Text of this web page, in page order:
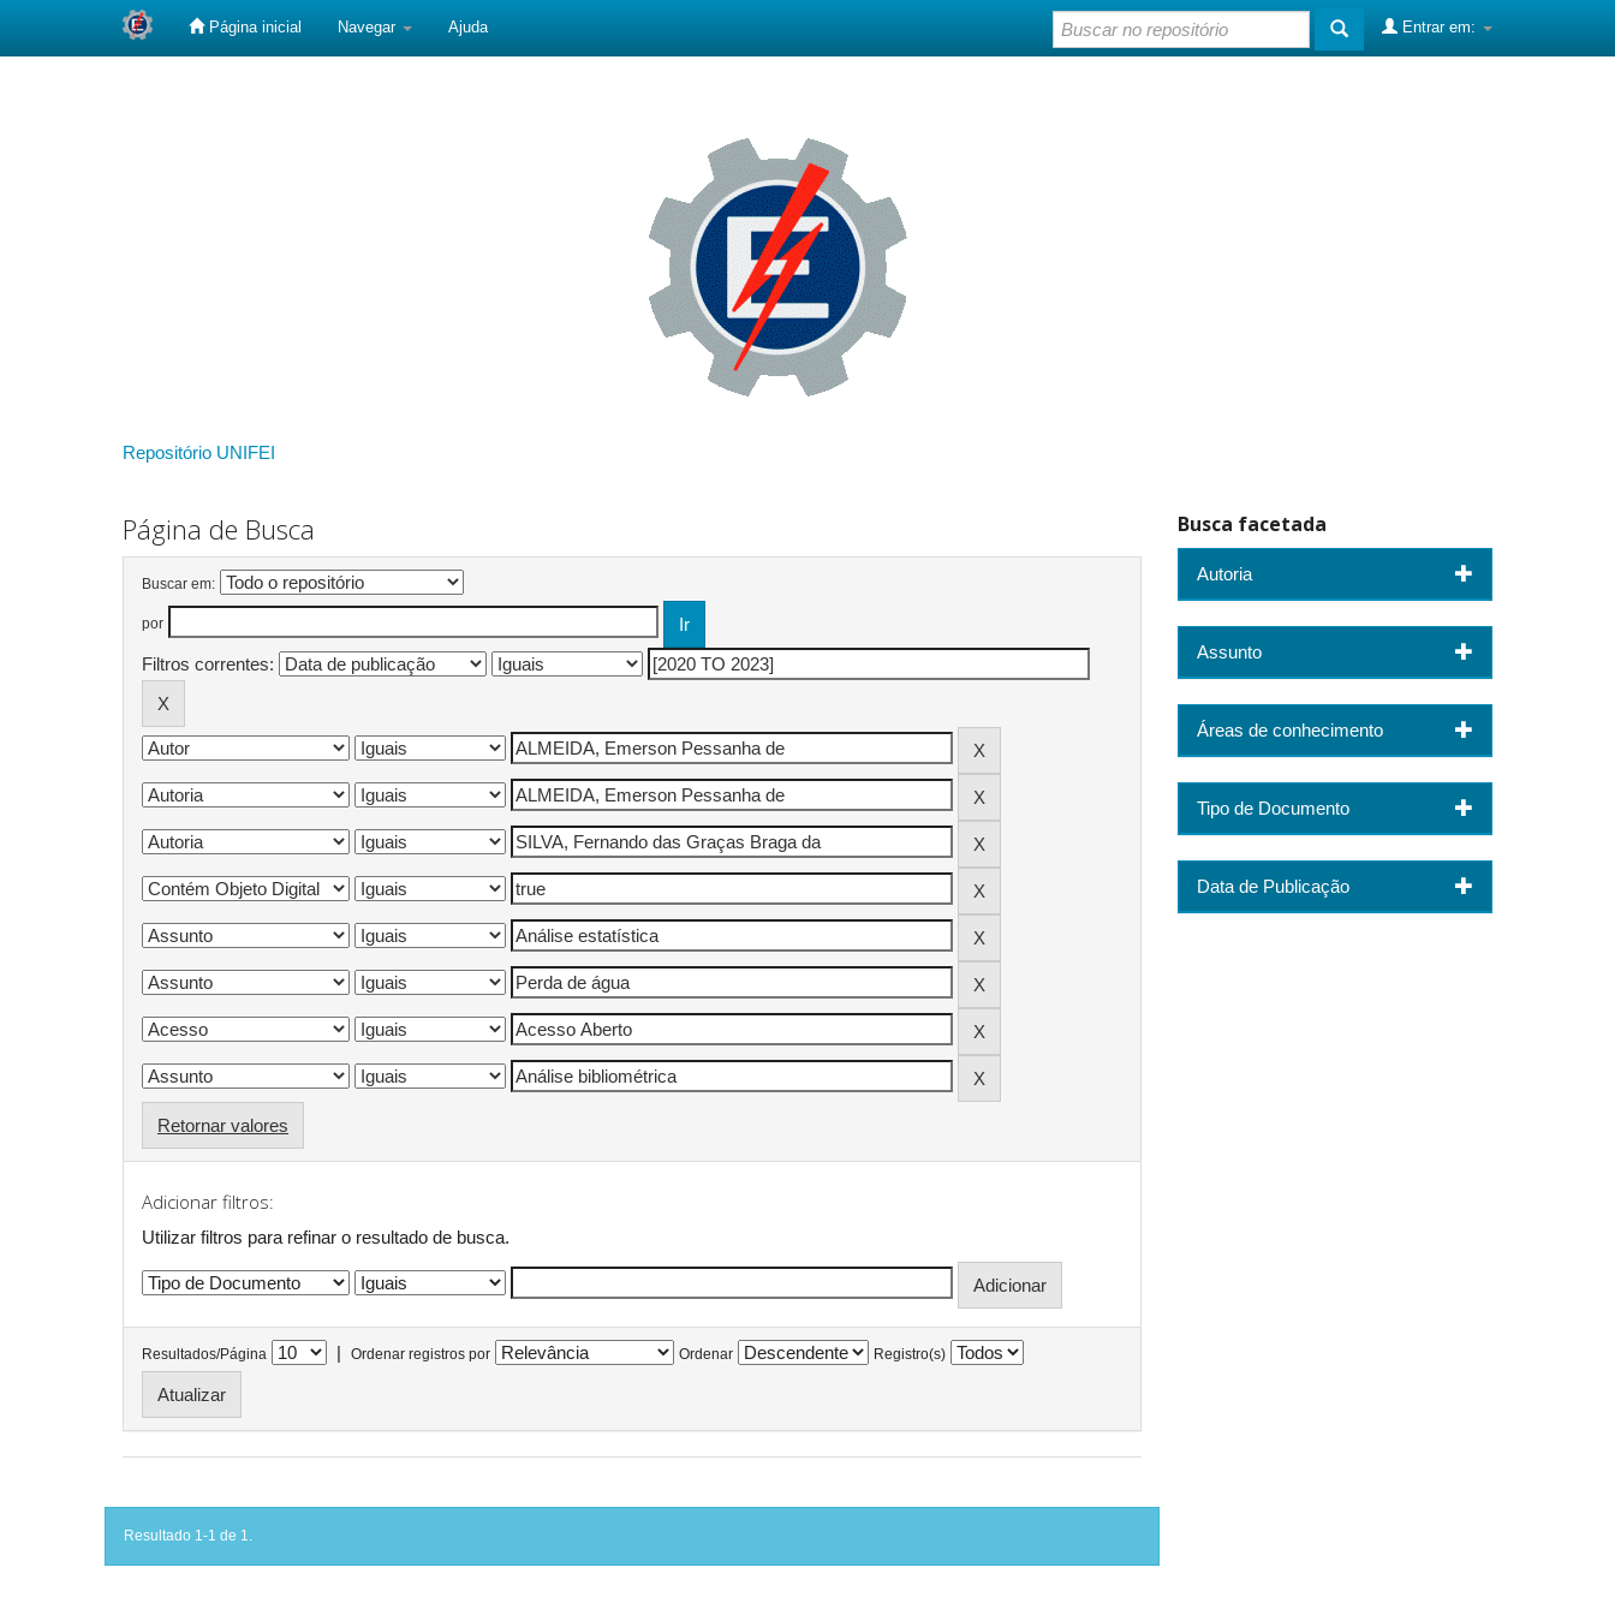
Página inicial Navegar Ajuda Entrar em:
Repositório UNIFEI
Página de Busca
Buscar em:
por
Filtros correntes:
Retornar valores
Adicionar filtros:
Utilizar filtros para refinar o resultado de busca.
Resultados/Página | Ordenar registros por Ordenar Registro(s)
Resultado 1-1 de 1.
Busca facetada
Autoria
Assunto
Áreas de conhecimento
Tipo de Documento
Data de Publicação